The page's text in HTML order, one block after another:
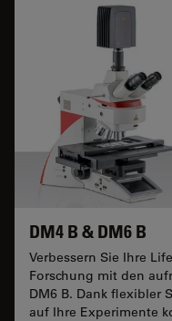
DM4 B & DM6 B
Verbessern Sie Ihre
Forschung mit den
DM6 B. Dank flexibler
auf Ihre Experimente